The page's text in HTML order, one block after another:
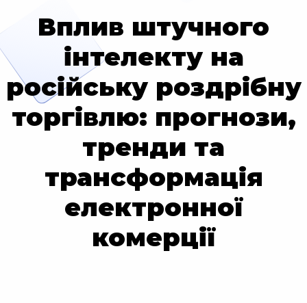
Вплив штучного
інтелекту на
російську роздрібну
торгівлю: прогнози,
тренди та
трансформація
електронної
комерції